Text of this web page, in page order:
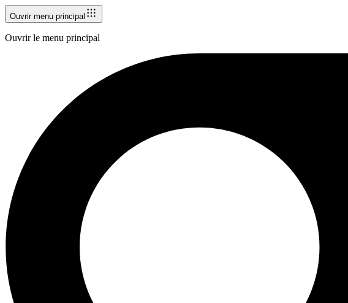
Ouvrir menu principal
Ouvrir le menu principal